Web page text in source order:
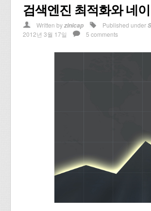
검색엔진 최적화와 네
Written byzinicap Published under
2012년 3월 17일
5 comments